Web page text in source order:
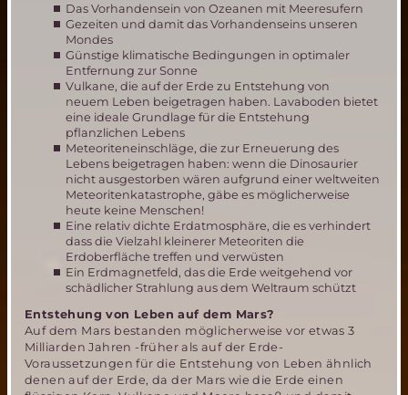
Das Vorhandensein von Ozeanen mit Meeresufern
Gezeiten und damit das Vorhandenseins unseren
Mondes
Günstige klimatische Bedingungen in optimaler
Entfernung zur Sonne
Vulkane, die auf der Erde zu Entstehung von
neuem Leben beigetragen haben. Lavaboden bietet
eine ideale Grundlage für die Entstehung
pflanzlichen Lebens
Meteoriteneinschläge, die zur Erneuerung des
Lebens beigetragen haben: wenn die Dinosaurier
nicht ausgestorben wären aufgrund einer weltweiten
Meteoritenkatastrophe, gäbe es möglicherweise
heute keine Menschen!
Eine relativ dichte Erdatmosphäre, die es verhindert
dass die Vielzahl kleinerer Meteoriten die
Erdoberfläche treffen und verwüsten
Ein Erdmagnetfeld, das die Erde weitgehend vor
schädlicher Strahlung aus dem Weltraum schützt
Entstehung von Leben auf dem Mars?
Auf dem Mars bestanden möglicherweise vor etwas 3
Milliarden Jahren -früher als auf der Erde-
Voraussetzungen für die Entstehung von Leben ähnlich
denen auf der Erde, da der Mars wie die Erde einen